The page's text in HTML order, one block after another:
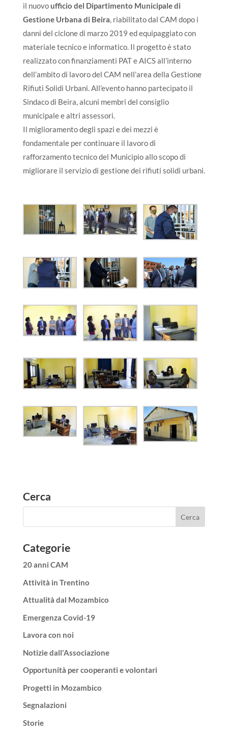
il nuovoufficio del Dipartimento Municipale di
Gestione Urbana di Beira , riabilitato dal CAM dopo i
danni del ciclone di marzo 2019 ed equipaggiato con
materiale tecnico e informatico. Il progetto è stato
realizzato con finanziamenti PAT e AICS all’interno
dell’ambito di lavoro del CAM nell’area della Gestione
Rifiuti Solidi Urbani. All’evento hanno partecipato il
Sindaco di Beira, alcuni membri del consiglio
municipale e altri assessori.
Il miglioramento degli spazi e dei mezzi è
fondamentale per continuare il lavoro di
rafforzamento tecnico del Municipio allo scopo di
migliorare il servizio di gestione dei rifiuti solidi urbani.
Cerca
Categorie
20 anni CAM
Attività in Trentino
Attualità dal Mozambico
Emergenza Covid-19
Lavora con noi
Notizie dall'Associazione
Opportunità per cooperanti e volontari
Progetti in Mozambico
Segnalazioni
Storie